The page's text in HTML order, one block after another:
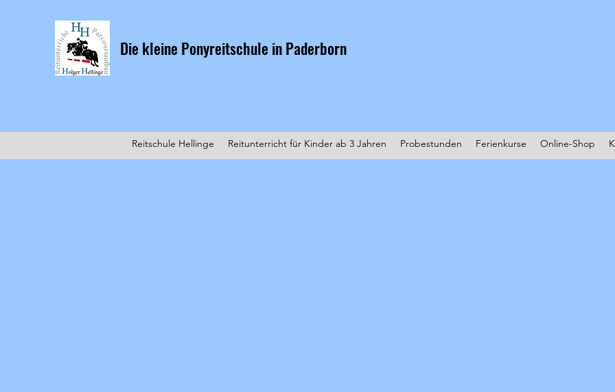
Die kleine Ponyreitschule in Paderborn
Reitschule Hellinge Reitunterricht für Kinder ab 3 Jahren Probestunden Ferienkurse Online-Shop